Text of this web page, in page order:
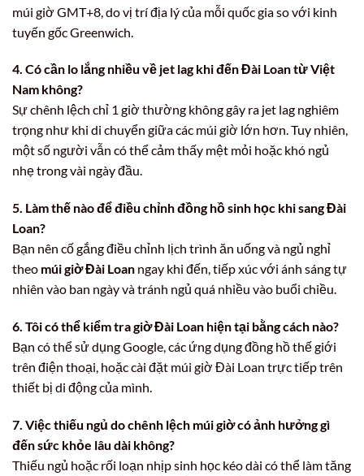
múi giờ GMT+8, do vị trí địa lý của mỗi quốc gia so với kinh
tuyến gốc Greenwich.
4. Có cần lo lắng nhiều về jet lag khi đến Đài Loan từ Việt
Nam không?
Sự chênh lệch chỉ 1 giờ thường không gây ra jet lag nghiêm
trọng như khi di chuyển giữa các múi giờ lớn hơn. Tuy nhiên,
một số người vẫn có thể cảm thấy mệt mỏi hoặc khó ngủ
nhẹ trong vài ngày đầu.
5. Làm thế nào để điều chỉnh đồng hồ sinh học khi sang Đài
Loan?
Bạn nên cố gắng điều chỉnh lịch trình ăn uống và ngủ nghỉ
theo múi giờ Đài Loan ngay khi đến, tiếp xúc với ánh sáng tự
nhiên vào ban ngày và tránh ngủ quá nhiều vào buổi chiều.
6. Tôi có thể kiểm tra giờ Đài Loan hiện tại bằng cách nào?
Bạn có thể sử dụng Google, các ứng dụng đồng hồ thế giới
trên điện thoại, hoặc cài đặt múi giờ Đài Loan trực tiếp trên
thiết bị di động của mình.
7. Việc thiếu ngủ do chênh lệch múi giờ có ảnh hưởng gì
đến sức khỏe lâu dài không?
Thiếu ngủ hoặc rối loạn nhịp sinh học kéo dài có thể làm tăng